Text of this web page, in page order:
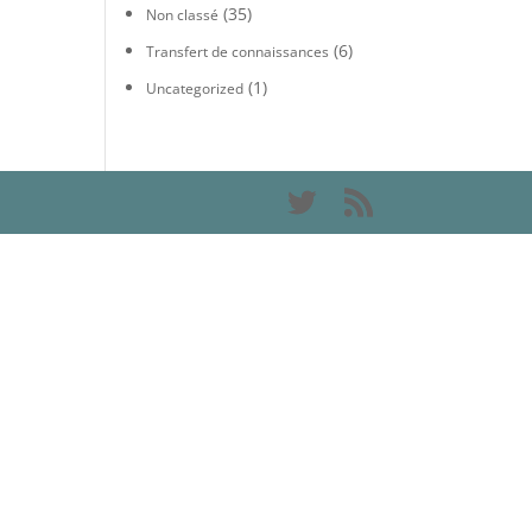
Non classé (35)
Transfert de connaissances (6)
Uncategorized (1)